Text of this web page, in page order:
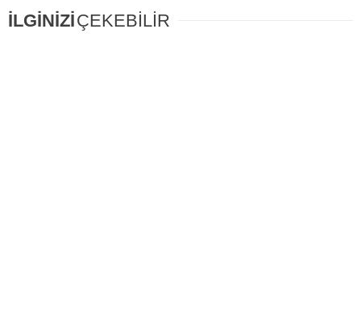
İLGİNİZİÇEKEBİLİR